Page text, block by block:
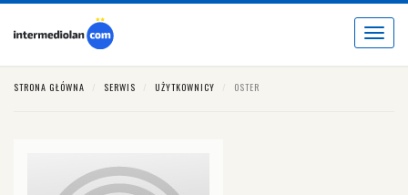
Toggle
STRONA GŁÓWNA SERWIS UŻYTKOWNICY OSTER